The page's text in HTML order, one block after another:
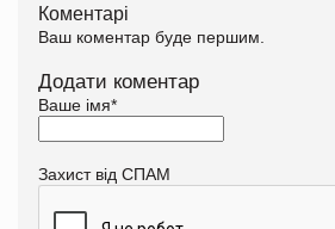
Коментарі
Ваш коментар буде першим.
Додати коментар
Ваше імя*
Захист від СПАМ